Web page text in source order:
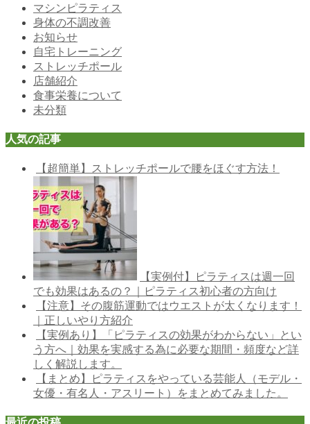
マシンピラティス
身体の不調改善
お知らせ
自宅トレーニング
ストレッチポール
店舗紹介
食事栄養について
未分類
人気の記事
【超簡単】ストレッチポールで腰をほぐす方法！
【実例付】ピラティスは週一回
でも効果はあるの？｜ピラティス初心者の方向け
【注意】その腹筋運動ではウエストが太くなります！
｜正しいやり方紹介
【実例あり】「ピラティスの効果がわからない」とい
う方へ｜効果を実感する為に必要な期間・頻度など詳
しく解説します。
【まとめ】ピラティスをやっている芸能人（モデル・
女優・有名人・アスリート）をまとめてみました。